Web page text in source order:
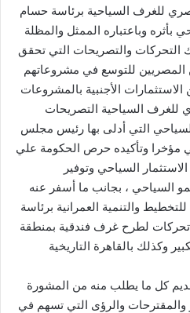
للغرف السياحية برئاسة حسام
بأثره وباعتباره الممثل والمظلة
التحركات والتصريحات التي تحقق
المصريين للتوسع في مشروعاتهم
الأجنبية بالمشروعات
للغرف السياحية التصريحات
التي أدلى بها رئيس مجلس
مؤخرا وتأكيده حرص الحكومة علي
السياحي وتوفير
السياحي ، بجانب ما أسفر عنه
والتنمية العمرانية برئاسة
تحركات لطرح غرف فندقية بمنطقة
وكذلك بالقاهرة التاريخية
كل ما يطلب منه من المشورة
والمقترحات والرؤى التي تسهم في